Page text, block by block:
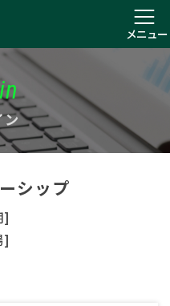
メニュー
ン
シップ
]
]